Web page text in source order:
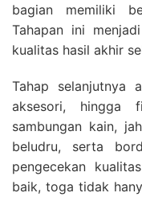
bagian memiliki
Tahapan ini
kualitas hasil akhir
Tahap selanjutnya
aksesori, hingga
sambungan kain,
beludru, serta
pengecekan
baik, toga tidak